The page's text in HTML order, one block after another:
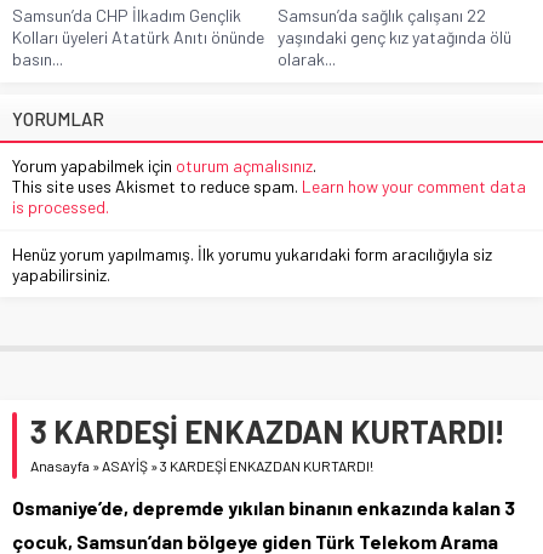
Samsun’da CHP İlkadım Gençlik
Kolları üyeleri Atatürk Anıtı önünde
basın...
Samsun’da sağlık çalışanı 22
yaşındaki genç kız yatağında ölü
olarak...
YORUMLAR
Yorum yapabilmek için oturum açmalısınız.
This site uses Akismet to reduce spam. Learn how your comment data
is processed.
Henüz yorum yapılmamış. İlk yorumu yukarıdaki form aracılığıyla siz
yapabilirsiniz.
3 KARDEŞİ ENKAZDAN KURTARDI!
Anasayfa » ASAYİŞ »3 KARDEŞİ ENKAZDAN KURTARDI!
Osmaniye’de, depremde yıkılan binanın enkazında kalan 3
çocuk, Samsun’dan bölgeye giden Türk Telekom Arama